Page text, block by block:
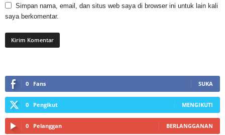
Simpan nama, email, dan situs web saya di browser ini untuk lain kali
saya berkomentar.
0 Fans SUKA
0 Pengikut MENGIKUTI
0 Pelanggan BERLANGGANAN